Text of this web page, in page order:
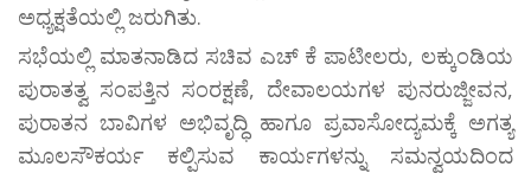
ಅಧ್ಯಕ್ಷತೆಯಲ್ಲಿ ಜರುಗಿತು.
ಸಭೆಯಲ್ಲಿ ಮಾತನಾಡಿದ ಸಚಿವ ಎಚ್ ಕೆ ಪಾಟೀಲರು, ಲಕ್ಕುಂಡಿಯ
ಪುರಾತತ್ವ ಸಂಪತ್ತಿನ ಸಂರಕ್ಷಣೆ, ದೇವಾಲಯಗಳ ಪುನರುಜ್ಜೀವನ,
ಪುರಾತನ ಬಾವಿಗಳ ಅಭಿವೃದ್ಧಿ ಹಾಗೂ ಪ್ರವಾಸೋದ್ಯಮಕ್ಕೆ ಅಗತ್ಯ
ಮೂಲಸೌಕರ್ಯ ಕಲ್ಪಿಸುವ ಕಾರ್ಯಗಳನ್ನು ಸಮನ್ವಯದಿಂದ